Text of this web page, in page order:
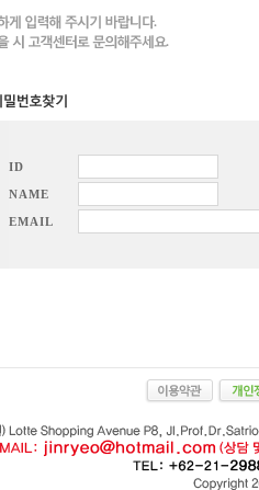
ID
NAME
EMAIL